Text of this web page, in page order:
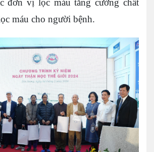
đơn vị lọc máu tăng cường chất
máu cho người bệnh.